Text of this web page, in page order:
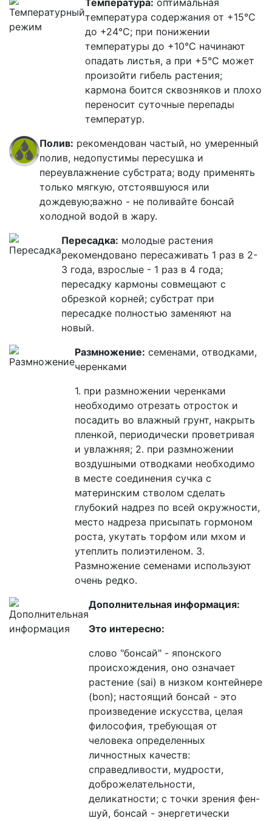
Температура: оптимальная
температура содержания от +15°C
до +24°C; при понижении
температуры до +10°C начинают
опадать листья, а при +5°C может
произойти гибель растения;
кармона боится сквозняков и плохо
переносит суточные перепады
температур.
Полив: рекомендован частый, но умеренный
полив, недопустимы пересушка и
переувлажнение субстрата; воду применять
только мягкую, отстоявшуюся или
дождевую;важно - не поливайте бонсай
холодной водой в жару.
Пересадка: молодые растения
рекомендовано пересаживать 1 раз в 2-
3 года, взрослые - 1 раз в 4 года;
пересадку кармоны совмещают с
обрезкой корней; субстрат при
пересадке полностью заменяют на
новый.
Размножение: cеменами, отводками,
черенками
1. при размножении черенками
необходимо отрезать отросток и
посадить во влажный грунт, накрыть
пленкой, периодически проветривая
и увлажняя; 2. при размножении
воздушными отводками необходимо
в месте соединения сучка с
материнским стволом сделать
глубокий надрез по всей окружности,
место надреза присыпать гормоном
роста, укутать торфом или мхом и
утеплить полиэтиленом. 3.
Размножение семенами используют
очень редко.
Дополнительная информация:
Это интересно:
cлово "бонсай" - японского
происхождения, оно означает
растение (sai) в низком контейнере
(bon); настоящий бонсай - это
произведение искусства, целая
философия, требующая от
человека определенных
личностных качеств:
справедливости, мудрости,
доброжелательности,
деликатности; с точки зрения фен-
шуй, бонсай - энергетически